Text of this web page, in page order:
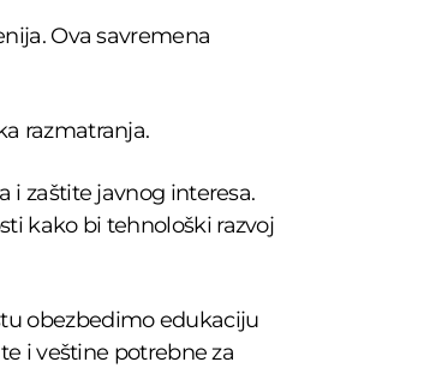
Ova savremena
razmatranja.
i zaštite javnog interesa.
kako bi tehnološki razvoj
obezbedimo edukaciju
i veštine potrebne za